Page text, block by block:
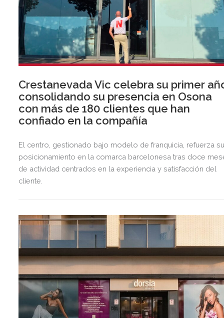
Crestanevada Vic celebra su primer
consolidando su presencia en Osona
con más de 180 clientes que han
confiado en la compañía
El centro, gestionado bajo modelo de franquicia, refuerza
posicionamiento en la comarca barcelonesa tras doce
de actividad centrados en la experiencia y satisfacción del
cliente.